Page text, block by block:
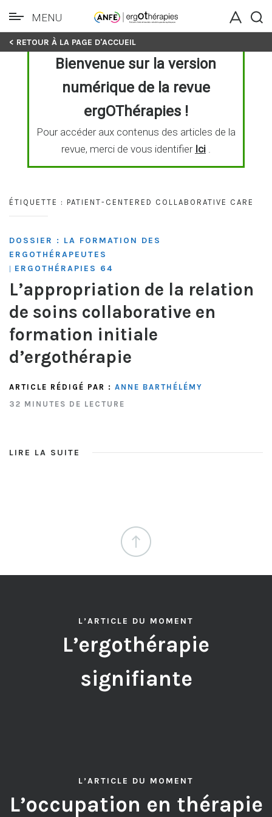
Skip
MENU
< RETOUR À LA PAGE D'ACCUEIL
Bienvenue sur la version
numérique de la revue
ergOThérapies !
Pour accéder aux contenus des articles de la
revue, merci de vous identifier Ici.
ÉTIQUETTE : PATIENT-CENTERED COLLABORATIVE CARE
DOSSIER : LA FORMATION DES
ERGOTHÉRAPEUTES
| ERGOTHÉRAPIES 64
L’appropriation de la relation
de soins collaborative en
formation initiale
d’ergothérapie
ARTICLE RÉDIGÉ PAR : ANNE BARTHÉLÉMY
32 MINUTES DE LECTURE
LIRE LA SUITE
L’ARTICLE DU MOMENT
L’ergothérapie
signifiante
L’ARTICLE DU MOMENT
L’occupation en thérapie